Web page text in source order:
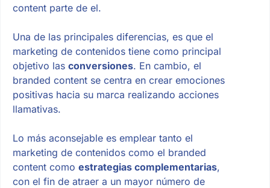
content parte de el.
Una de las principales diferencias, es que el
marketing de contenidos tiene como principal
objetivo las conversiones. En cambio, el
branded content se centra en crear emociones
positivas hacia su marca realizando acciones
llamativas.
Lo más aconsejable es emplear tanto el
marketing de contenidos como el branded
content como estrategias complementarias,
con el fin de atraer a un mayor número de